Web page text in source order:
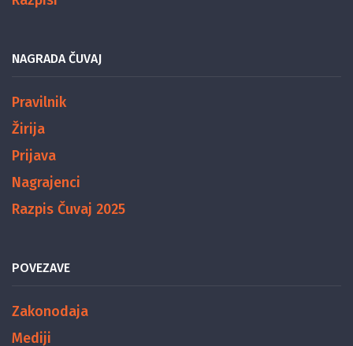
NAGRADA ČUVAJ
Pravilnik
Žirija
Prijava
Nagrajenci
Razpis Čuvaj 2025
POVEZAVE
Zakonodaja
Mediji